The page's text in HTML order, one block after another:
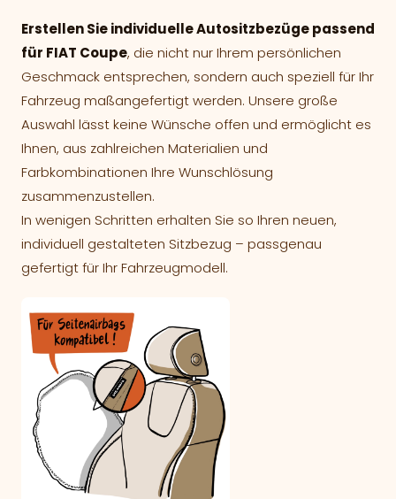
Erstellen Sie individuelle Autositzbezüge passend
für FIAT Coupe, die nicht nur Ihrem persönlichen
Geschmack entsprechen, sondern auch speziell für Ihr
Fahrzeug maßangefertigt werden. Unsere große
Auswahl lässt keine Wünsche offen und ermöglicht es
Ihnen, aus zahlreichen Materialien und
Farbkombinationen Ihre Wunschlösung
zusammenzustellen.
In wenigen Schritten erhalten Sie so Ihren neuen,
individuell gestalteten Sitzbezug – passgenau
gefertigt für Ihr Fahrzeugmodell.